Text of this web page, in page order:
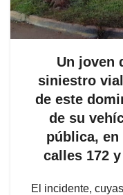
Un joven
siniestro
de este
de su
pública,
calles 172
El incidente,